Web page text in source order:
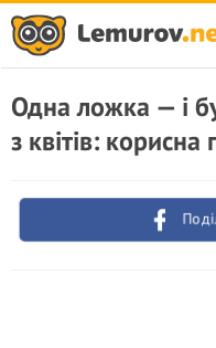
Одна ложка — і
з квітів: